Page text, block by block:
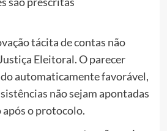
tácita de contas não
Eleitoral. O parecer
automaticamente favorável,
não sejam apontadas
após o protocolo.